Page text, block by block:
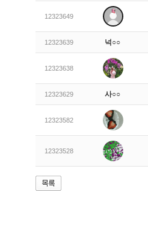
12323649
12323639 넉○○
12323638
12323629 사○○
12323582
12323528